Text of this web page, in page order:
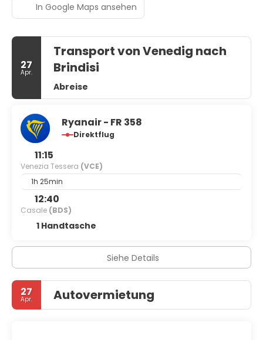
In Google Maps ansehen
27
Apr.
Transport von Venedig nach
Brindisi
Abreise
Ryanair - FR 358
Direktflug
11:15
Venezia Tessera (VCE)
1h 25min
12:40
Casale (BDS)
1 Handtasche
Siehe Details
27
Apr. Autovermietung